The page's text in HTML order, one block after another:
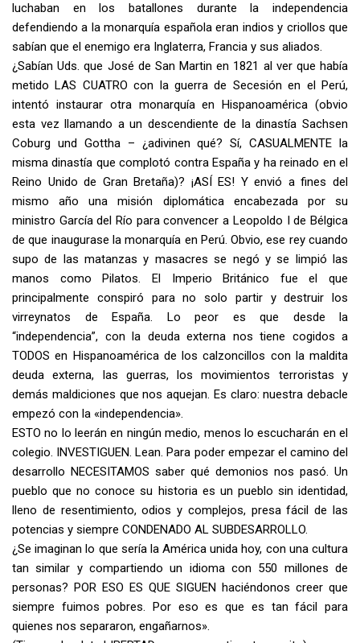
luchaban en los batallones durante la independencia
defendiendo a la monarquía española eran indios y criollos que
sabían que el enemigo era Inglaterra, Francia y sus aliados.
¿Sabían Uds. que José de San Martin en 1821 al ver que había
metido LAS CUATRO con la guerra de Secesión en el Perú,
intentó instaurar otra monarquía en Hispanoamérica (obvio
esta vez llamando a un descendiente de la dinastía Sachsen
Coburg und Gottha – ¿adivinen qué? Sí, CASUALMENTE la
misma dinastía que complotó contra España y ha reinado en el
Reino Unido de Gran Bretaña)? ¡ASÍ ES! Y envió a fines del
mismo año una misión diplomática encabezada por su
ministro García del Río para convencer a Leopoldo I de Bélgica
de que inaugurase la monarquía en Perú. Obvio, ese rey cuando
supo de las matanzas y masacres se negó y se limpió las
manos como Pilatos. El Imperio Británico fue el que
principalmente conspiró para no solo partir y destruir los
virreynatos de España. Lo peor es que desde la
“independencia”, con la deuda externa nos tiene cogidos a
TODOS en Hispanoamérica de los calzoncillos con la maldita
deuda externa, las guerras, los movimientos terroristas y
demás maldiciones que nos aquejan. Es claro: nuestra debacle
empezó con la «independencia».
ESTO no lo leerán en ningún medio, menos lo escucharán en el
colegio. INVESTIGUEN. Lean. Para poder empezar el camino del
desarrollo NECESITAMOS saber qué demonios nos pasó. Un
pueblo que no conoce su historia es un pueblo sin identidad,
lleno de resentimiento, odios y complejos, presa fácil de las
potencias y siempre CONDENADO AL SUBDESARROLLO.
¿Se imaginan lo que sería la América unida hoy, con una cultura
tan similar y compartiendo un idioma con 550 millones de
personas? POR ESO ES QUE SIGUEN haciéndonos creer que
siempre fuimos pobres. Por eso es que es tan fácil para
quienes nos separaron, engañarnos».